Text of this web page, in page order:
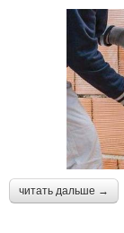
читать дальше →